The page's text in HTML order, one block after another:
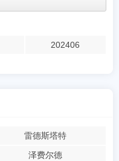
202406
雷德斯塔特
泽费尔德